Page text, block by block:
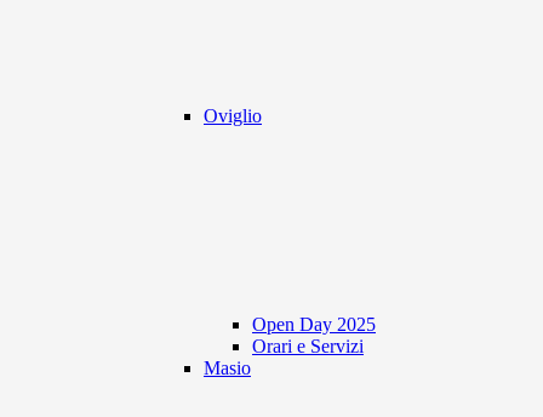
Oviglio
Open Day 2025
Orari e Servizi
Masio